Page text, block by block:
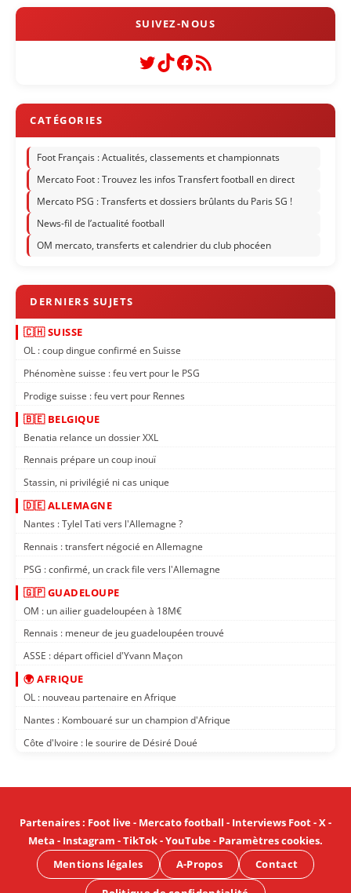
Twitter
TikTok
Facebook
Flux RSS
Foot Français : Actualités, classements et championnats
Mercato Foot : Trouvez les infos Transfert football en direct
Mercato PSG : Transferts et dossiers brûlants du Paris SG !
News-fil de l’actualité football
OM mercato, transferts et calendrier du club phocéen
🇨🇭 SUISSE
OL : coup dingue confirmé en Suisse
Phénomène suisse : feu vert pour le PSG
Prodige suisse : feu vert pour Rennes
🇧🇪 BELGIQUE
Benatia relance un dossier XXL
Rennais prépare un coup inouï
Stassin, ni privilégié ni cas unique
🇩🇪 ALLEMAGNE
Nantes : Tylel Tati vers l'Allemagne ?
Rennais : transfert négocié en Allemagne
PSG : confirmé, un crack file vers l'Allemagne
🇬🇵 GUADELOUPE
OM : un ailier guadeloupéen à 18M€
Rennais : meneur de jeu guadeloupéen trouvé
ASSE : départ officiel d'Yvann Maçon
🌍 AFRIQUE
OL : nouveau partenaire en Afrique
Nantes : Kombouaré sur un champion d'Afrique
Côte d'Ivoire : le sourire de Désiré Doué
Partenaires: Foot live- Mercato football - Interviews Foot-X-
Meta - Instagram -TikTok-YouTube- Paramètres cookies.
Mentions légales
A-Propos Contact